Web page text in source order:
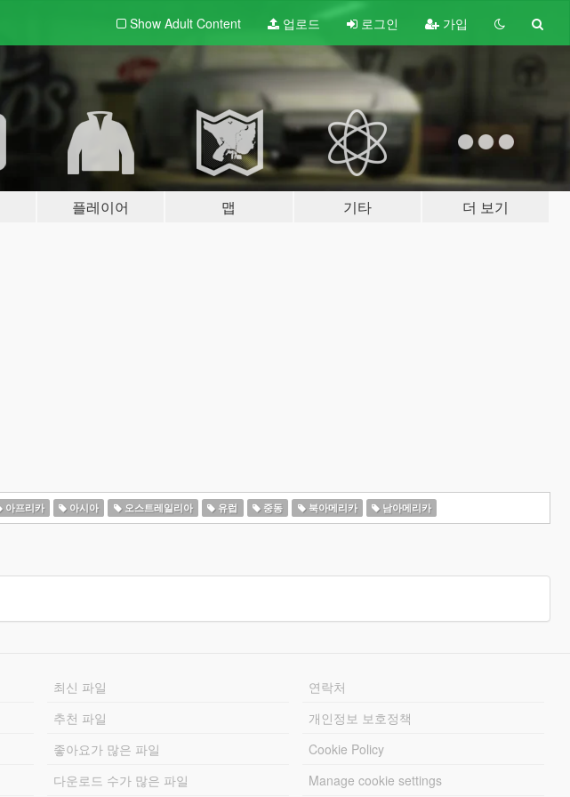
Show Adult Content 업로드 로그인 가입
플레이어 맵 기타 더 보기
아프리카 아시아 오스트레일리아 유럽 중동 북아메리카 남아메리카
최신 파일
추천 파일
좋아요가 많은 파일
다운로드 수가 많은 파일
연락처
개인정보 보호정책
Cookie Policy
Manage cookie settings